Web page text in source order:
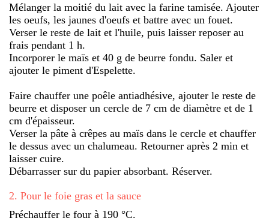
Mélanger la moitié du lait avec la farine tamisée. Ajouter
les oeufs, les jaunes d'oeufs et battre avec un fouet.
Verser le reste de lait et l'huile, puis laisser reposer au
frais pendant 1 h.
Incorporer le maïs et 40 g de beurre fondu. Saler et
ajouter le piment d'Espelette.
Faire chauffer une poêle antiadhésive, ajouter le reste de
beurre et disposer un cercle de 7 cm de diamètre et de 1
cm d'épaisseur.
Verser la pâte à crêpes au maïs dans le cercle et chauffer
le dessus avec un chalumeau. Retourner après 2 min et
laisser cuire.
Débarrasser sur du papier absorbant. Réserver.
2. Pour le foie gras et la sauce
Préchauffer le four à 190 °C.